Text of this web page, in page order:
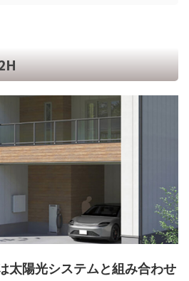
太陽光システムと組み合わせ